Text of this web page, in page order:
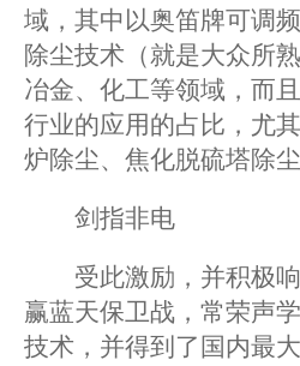
域，其中以奥笛牌可调
除尘技术（就是大众所
冶金、化工等领域，而
行业的应用的占比，尤
炉除尘、焦化脱硫塔除
剑指非电
受此激励，并积极响
赢蓝天保卫战，常荣声
技术，并得到了国内最